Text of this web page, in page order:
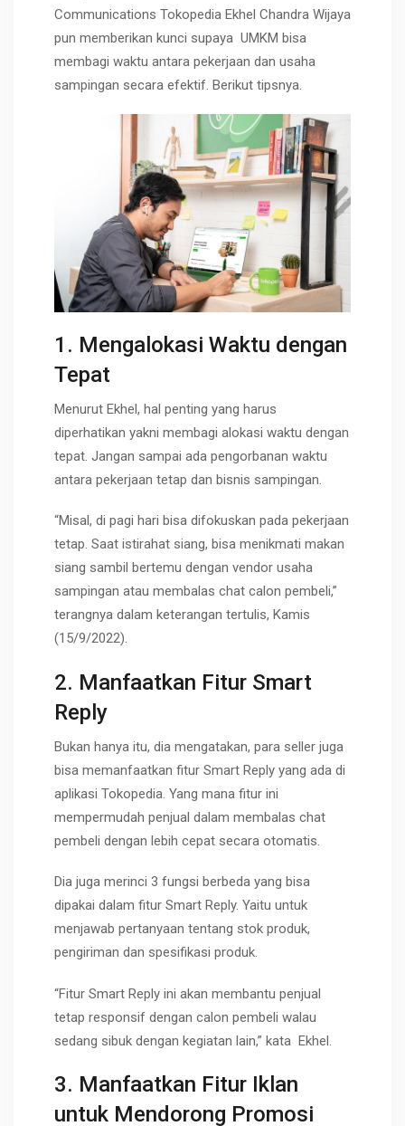
Communications Tokopedia Ekhel Chandra Wijaya
pun memberikan kunci supaya UMKM bisa
membagi waktu antara pekerjaan dan usaha
sampingan secara efektif. Berikut tipsnya.
1. Mengalokasi Waktu dengan
Tepat
Menurut Ekhel, hal penting yang harus
diperhatikan yakni membagi alokasi waktu dengan
tepat. Jangan sampai ada pengorbanan waktu
antara pekerjaan tetap dan bisnis sampingan.
“Misal, di pagi hari bisa difokuskan pada pekerjaan
tetap. Saat istirahat siang, bisa menikmati makan
siang sambil bertemu dengan vendor usaha
sampingan atau membalas chat calon pembeli,”
terangnya dalam keterangan tertulis, Kamis
(15/9/2022).
2. Manfaatkan Fitur Smart
Reply
Bukan hanya itu, dia mengatakan, para seller juga
bisa memanfaatkan fitur Smart Reply yang ada di
aplikasi Tokopedia. Yang mana fitur ini
mempermudah penjual dalam membalas chat
pembeli dengan lebih cepat secara otomatis.
Dia juga merinci 3 fungsi berbeda yang bisa
dipakai dalam fitur Smart Reply. Yaitu untuk
menjawab pertanyaan tentang stok produk,
pengiriman dan spesifikasi produk.
“Fitur Smart Reply ini akan membantu penjual
tetap responsif dengan calon pembeli walau
sedang sibuk dengan kegiatan lain,” kata Ekhel.
3. Manfaatkan Fitur Iklan
untuk Mendorong Promosi